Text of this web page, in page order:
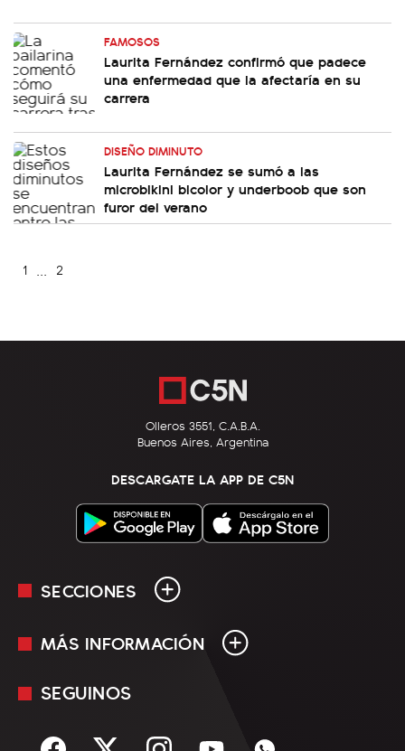
FAMOSOS
Laurita Fernández confirmó que padece
una enfermedad que la afectaría en su
carrera
DISEÑO DIMINUTO
Laurita Fernández se sumó a las
microbikini bicolor y underboob que son
furor del verano
1 2
Olleros 3551, C.A.B.A.
Buenos Aires, Argentina
DESCARGATE LA APP DE C5N
SECCIONES
En Vivo
Sociedad
MÁS INFORMACIÓN
Mediakit
Términos y condiciones
SEGUINOS